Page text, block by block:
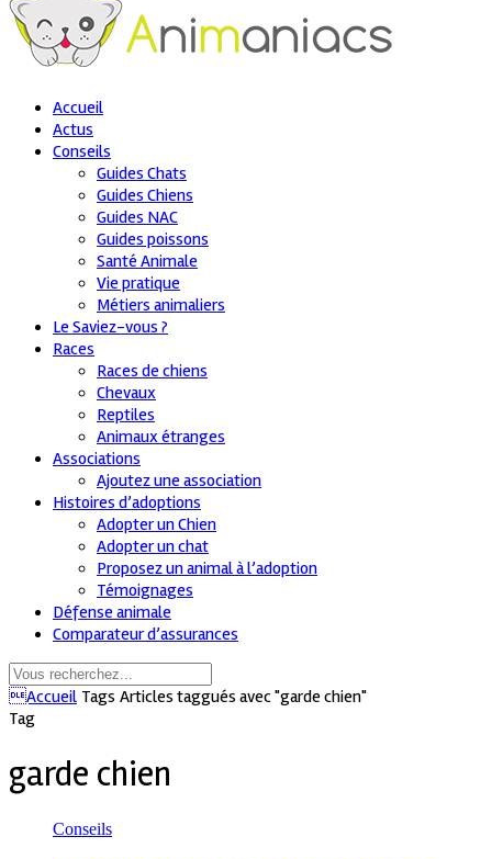
Accueil
Actus
Conseils
Guides Chats
Guides Chiens
Guides NAC
Guides poissons
Santé Animale
Vie pratique
Métiers animaliers
Le Saviez-vous ?
Races
Races de chiens
Chevaux
Reptiles
Animaux étranges
Associations
Ajoutez une association
Histoires d’adoptions
Adopter un Chien
Adopter un chat
Proposez un animal à l’adoption
Témoignages
Défense animale
Comparateur d’assurances
Accueil Tags Articles taggués avec "garde chien"
Tag
garde chien
Conseils